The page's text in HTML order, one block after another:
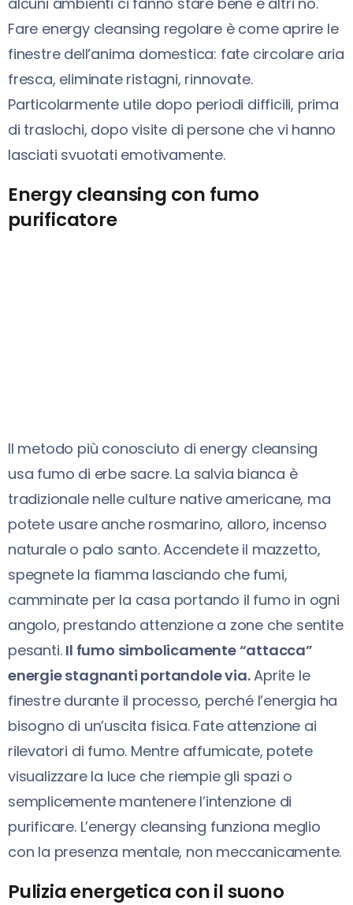
Fare energy cleansing regolare è come aprire le
finestre dell’anima domestica: fate circolare aria
fresca, eliminate ristagni, rinnovate.
Particolarmente utile dopo periodi difficili, prima
di traslochi, dopo visite di persone che vi hanno
lasciati svuotati emotivamente.
Energy cleansing con fumo
purificatore
Il metodo più conosciuto di energy cleansing
usa fumo di erbe sacre. La salvia bianca è
tradizionale nelle culture native americane, ma
potete usare anche rosmarino, alloro, incenso
naturale o palo santo. Accendete il mazzetto,
spegnete la fiamma lasciando che fumi,
camminate per la casa portando il fumo in ogni
angolo, prestando attenzione a zone che sentite
pesanti. Il fumo simbolicamente “attacca”
energie stagnanti portandole via.Aprite le
finestre durante il processo, perché l’energia ha
bisogno di un’uscita fisica. Fate attenzione ai
rilevatori di fumo. Mentre affumicate, potete
visualizzare la luce che riempie gli spazi o
semplicemente mantenere l’intenzione di
purificare. L’energy cleansing funziona meglio
con la presenza mentale, non meccanicamente.
Pulizia energetica con il suono